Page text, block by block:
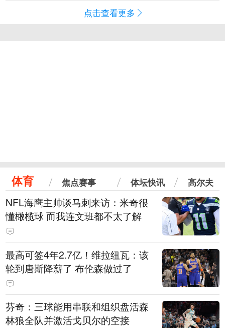
点击查看更多
体育 焦点赛事 体坛快讯 高尔夫
NFL海鹰主帅谈马刺来访：米奇很
懂橄榄球 而我连文班都不太了解
最高可签4年2.7亿！维拉纽瓦：该
轮到唐斯降薪了 布伦森做过了
芬奇：三球能用串联和组织盘活森
林狼全队并激活戈贝尔的空接